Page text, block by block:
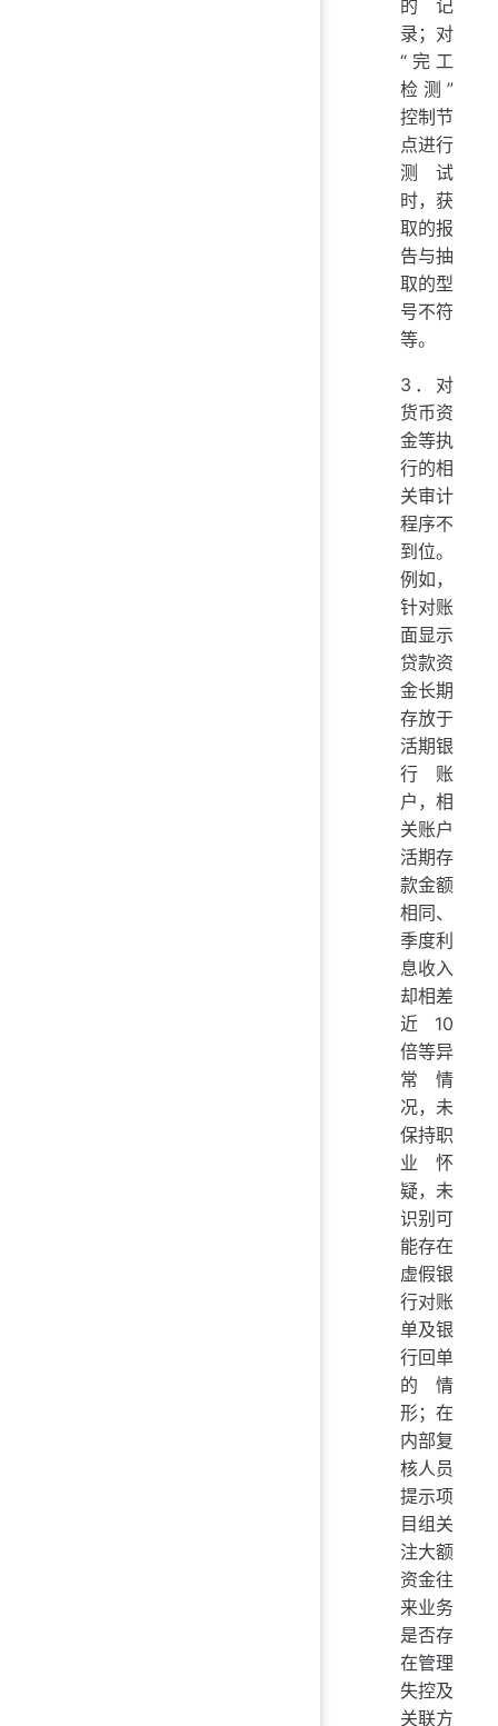
的记
录；对
“完工
检测”
控制节
点进行
测试
时，获
取的报
告与抽
取的型
号不符
等。
3．对
货币资
金等执
行的相
关审计
程序不
到位。
例如，
针对账
面显示
贷款资
金长期
存放于
活期银
行账
户，相
关账户
活期存
款金额
相同、
季度利
息收入
却相差
近10
倍等异
常情
况，未
保持职
业怀
疑，未
识别可
能存在
虚假银
行对账
单及银
行回单
的情
形；在
内部复
核人员
提示项
目组关
注大额
资金往
来业务
是否存
在管理
失控及
关联方